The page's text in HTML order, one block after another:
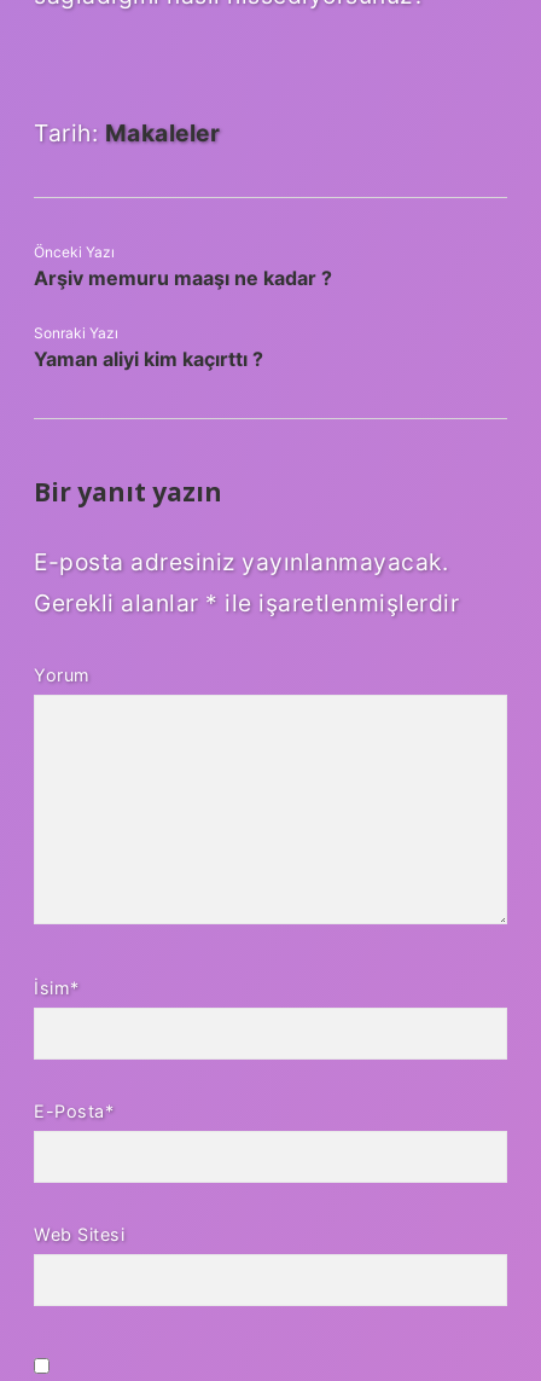
Tarih: Makaleler
Önceki Yazı
Arşiv memuru maaşı ne kadar ?
Sonraki Yazı
Yaman aliyi kim kaçırttı ?
Bir yanıt yazın
E-posta adresiniz yayınlanmayacak.
Gerekli alanlar * ile işaretlenmişlerdir
Yorum
İsim*
E-Posta*
Web Sitesi